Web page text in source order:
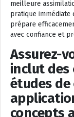
meilleure
pratique immédiate
prépare
avec confiance et
Assurez-
inclut des
études de
concepts